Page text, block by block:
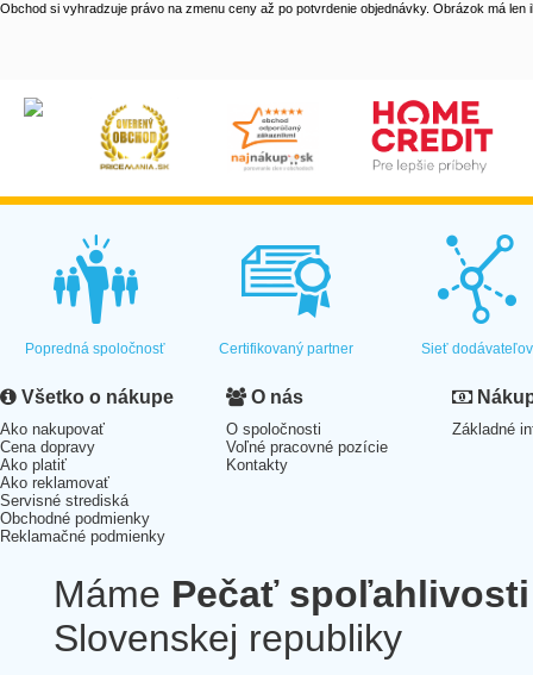
Obchod si vyhradzuje právo na zmenu ceny až po potvrdenie objednávky. Obrázok má len
Popredná spoločnosť Certifikovaný partner Sieť dodávateľov
Všetko o nákupe
Ako nakupovať
Cena dopravy
Ako platiť
Ako reklamovať
Servisné strediská
Obchodné podmienky
Reklamačné podmienky
O nás
O spoločnosti
Voľné pracovné pozície
Kontakty
Základné
Máme Pečať spoľahlivosti
Slovenskej republiky